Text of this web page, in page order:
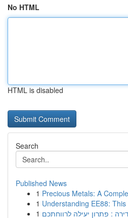
No HTML
HTML is disabled
Search
Published News
1 Precious Metals: A
1 Understanding EE88:
1 : פתרון יעילה לרווחתכם